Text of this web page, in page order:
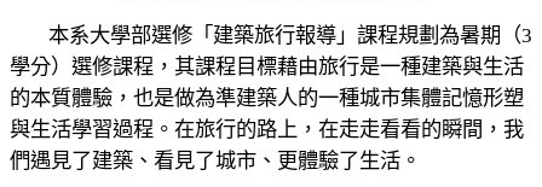
本系大學部選修「建築旅行報導」課程規劃為暑期（3
學分）選修課程，其課程目標藉由旅行是一種建築與生活
的本質體驗，也是做為準建築人的一種城市集體記憶形塑
與生活學習過程。在旅行的路上，在走走看看的瞬間，我
們遇見了建築、看見了城市、更體驗了生活。